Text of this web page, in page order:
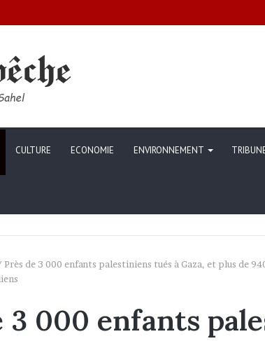
: présentation d’une communication sur l’évolution
CULTURE ECONOMIE ENVIRONNEMENT
Près de 3 000 enfants palestiniens tués à Gaza, et plus de
3 000 enfants